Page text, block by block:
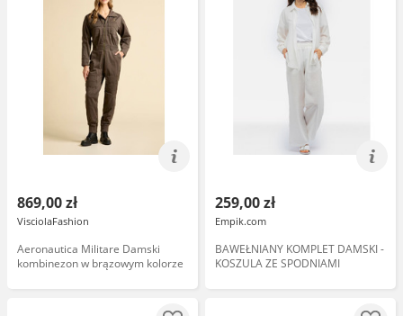
869,00 zł
VisciolaFashion
Aeronautica Militare Damski
kombinezon w brązowym kolorze
259,00 zł
Empik.com
BAWEŁNIANY KOMPLET DAMSKI -
KOSZULA ZE SPODNIAMI